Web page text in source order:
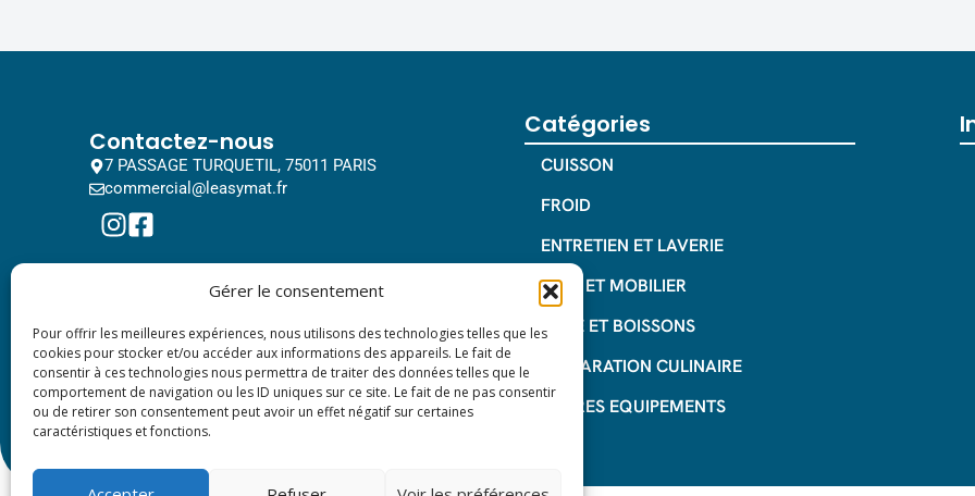
Gérer le consentement
Pour offrir les meilleures expériences, nous utilisons des technologies telles que les
cookies pour stocker et/ou accéder aux informations des appareils. Le fait de
consentir à ces technologies nous permettra de traiter des données telles que le
comportement de navigation ou les ID uniques sur ce site. Le fait de ne pas consentir
ou de retirer son consentement peut avoir un effet négatif sur certaines
caractéristiques et fonctions.
Contactez-nous
7 PASSAGE TURQUETIL, 75011 PARIS
commercial@leasymat.fr
Catégories
CUISSON
FROID
ENTRETIEN ET LAVERIE
INOX ET MOBILIER
CAFE ET BOISSONS
PREPARATION CULINAIRE
AUTRES EQUIPEMENTS